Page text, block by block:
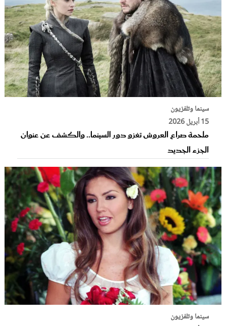
سينما وتلفزيون
15 أبريل 2026
ملحمة صراع العروش تغزو دور السينما.. والكشف عن عنوان
الجزء الجديد
سينما وتلفزيون